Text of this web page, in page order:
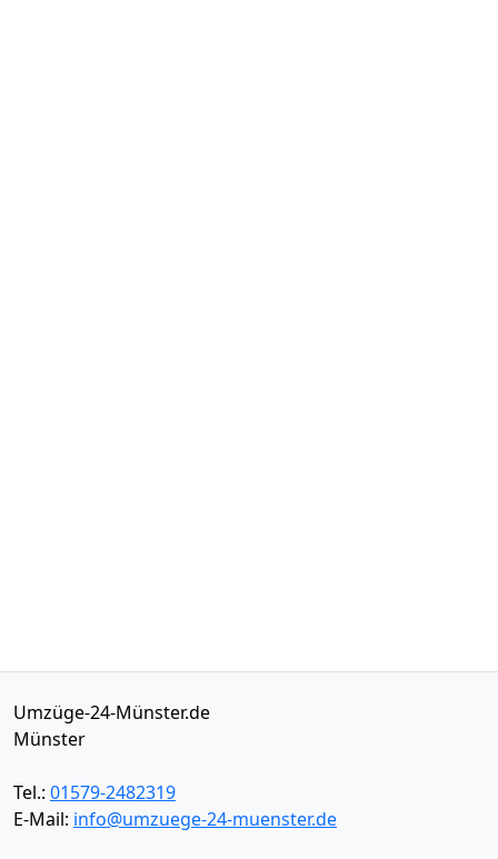
Umzüge-24-Münster.de
Münster
Tel.: 01579-2482319
E-Mail: info@umzuege-24-muenster.de